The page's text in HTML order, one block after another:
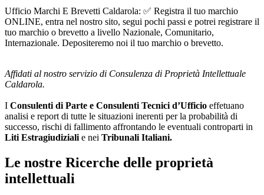
Ufficio Marchi E Brevetti Caldarola: ✅ Registra il tuo marchio
ONLINE, entra nel nostro sito, segui pochi passi e potrei registrare il
tuo marchio o brevetto a livello Nazionale, Comunitario,
Internazionale. Depositeremo noi il tuo marchio o brevetto.
Affidati al nostro servizio di Consulenza di Proprietà Intellettuale
Caldarola.
I Consulenti di Parte e Consulenti Tecnici d’Ufficio effetuano
analisi e report di tutte le situazioni inerenti per la probabilità di
successo, rischi di fallimento affrontando le eventuali controparti in
Liti Estragiudiziali e nei Tribunali Italiani.
Le nostre Ricerche delle proprietà
intellettuali